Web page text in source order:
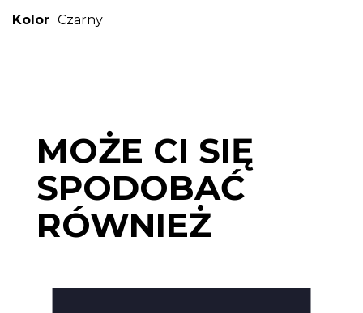
Kolor Czarny
MOŻE CI SIĘ
SPODOBAĆ
RÓWNIEŻ